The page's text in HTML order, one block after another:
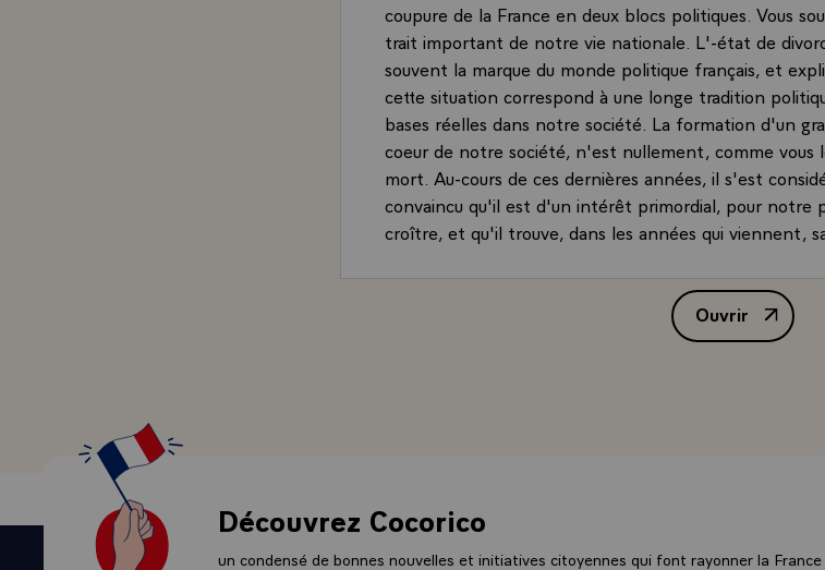
coupure de la France en deux blocs politiques. Vous
trait important de notre vie nationale. L'-état de
souvent la marque du monde politique français, et
cette situation correspond à une longe tradition
bases réelles dans notre société. La formation d'un
coeur de notre société, n'est nullement, comme vous
mort. Au-cours de ces dernières années, il s'est
convaincu qu'il est d'un intérêt primordial, pour notre
croître, et qu'il trouve, dans les années qui viennent,
inégalités sociales, en facilitant l'accès des Français à
notre système d'éducation. J'ai également répondu, je
pluralisme, par diverses mesures qui ont contribué à
- Permettez-moi, pour conclure sur ce point, de vous
question : croyez-vous que cette grande tâche de la
Ouvrir
Interview de
Découvrez Cocorico
un condensé de bonnes nouvelles et initiatives citoyennes qui font rayonner la France